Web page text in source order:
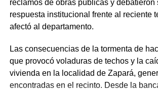
reclamos de obras públicas y debatieron
respuesta institucional frente al reciente
afectó al departamento.
Las consecuencias de la tormenta de
que provocó voladuras de techos y la
vivienda en la localidad de Zapará,
encontradas en el recinto. Desde la